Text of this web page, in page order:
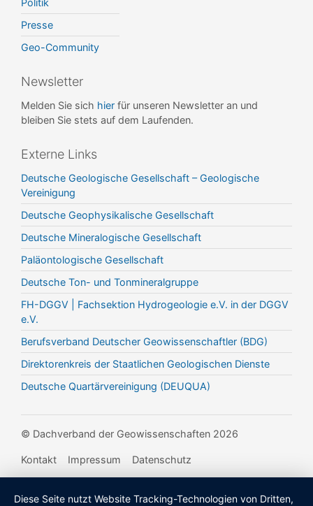
Presse
Geo-Community
Newsletter
Melden Sie sich hier für unseren Newsletter an und
bleiben Sie stets auf dem Laufenden.
Externe Links
Deutsche Geologische Gesellschaft – Geologische
Vereinigung
Deutsche Geophysikalische Gesellschaft
Deutsche Mineralogische Gesellschaft
Paläontologische Gesellschaft
Deutsche Ton- und Tonmineralgruppe
FH-DGGV | Fachsektion Hydrogeologie e.V. in der DGGV
e.V.
Berufsverband Deutscher Geowissenschaftler (BDG)
Direktorenkreis der Staatlichen Geologischen Dienste
Deutsche Quartärvereinigung (DEUQUA)
© Dachverband der Geowissenschaften 2026
Kontakt Impressum Datenschutz
Diese Seite nutzt Website Tracking-Technologien von Dritten,